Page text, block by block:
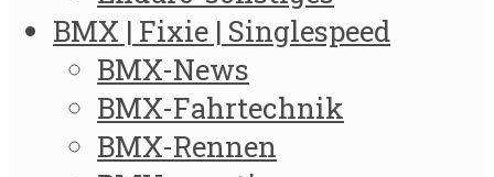
BMX | Fixie | Singlespeed
BMX-News
BMX-Fahrtechnik
BMX-Rennen